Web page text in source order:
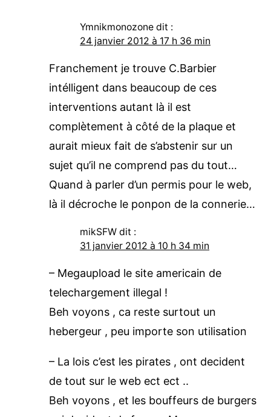
Ymnikmonozone dit :
24 janvier 2012 à 17 h 36 min
Franchement je trouve C.Barbier
intélligent dans beaucoup de ces
interventions autant là il est
complètement à côté de la plaque et
aurait mieux fait de s’abstenir sur un
sujet qu’il ne comprend pas du tout…
Quand à parler d’un permis pour le web,
là il décroche le ponpon de la connerie…
mikSFW dit :
31 janvier 2012 à 10 h 34 min
– Megaupload le site americain de
telechargement illegal !
Beh voyons , ca reste surtout un
hebergeur , peu importe son utilisation
– La lois c’est les pirates , ont decident
de tout sur le web ect ect ..
Beh voyons , et les bouffeurs de burgers